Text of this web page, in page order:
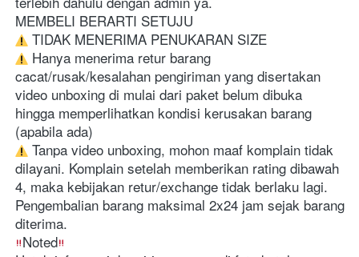
MEMBELI BERARTI SETUJU
TIDAK MENERIMA PENUKARAN SIZE
Hanya menerima retur barang
cacat/rusak/kesalahan pengiriman yang disertakan
video unboxing di mulai dari paket belum dibuka
hingga memperlihatkan kondisi kerusakan barang
(apabila ada)
Tanpa video unboxing, mohon maaf komplain tidak
dilayani. Komplain setelah memberikan rating dibawah
4, maka kebijakan retur/exchange tidak berlaku lagi.
Pengembalian barang maksimal 2x24 jam sejak barang
diterima.
Noted